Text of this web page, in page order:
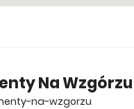
Na Wzgórzu
na-wzgorzu